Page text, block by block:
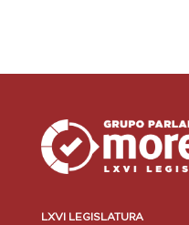
LXVI LEGISLATURA